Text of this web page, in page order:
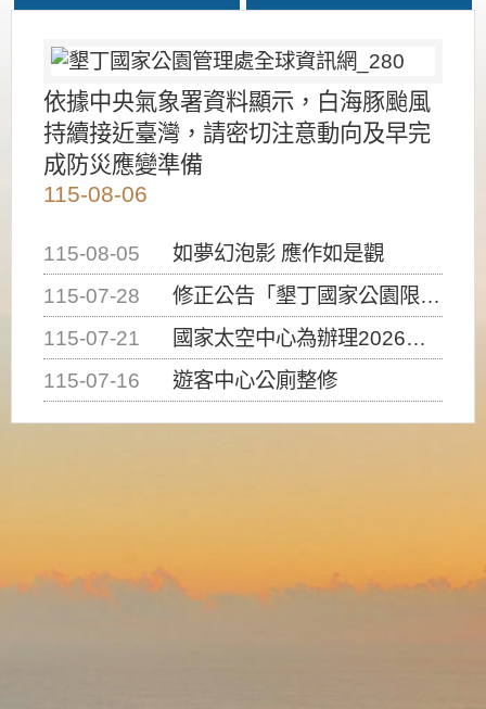
依據中央氣象署資料顯示，白海豚颱風
持續接近臺灣，請密切注意動向及早完
成防災應變準備
115-08-06
115-08-05
如夢幻泡影 應作如是觀
115-07-28
修正公告「墾丁國家公園限制水域遊憩活動之種類、範圍、時間及行為」，自即日生效。
115-07-21
國家太空中心為辦理2026台灣盃火箭競賽，陸、海、空域警戒及協調相關事宜，因颱風備案事宜
115-07-16
遊客中心公廁整修